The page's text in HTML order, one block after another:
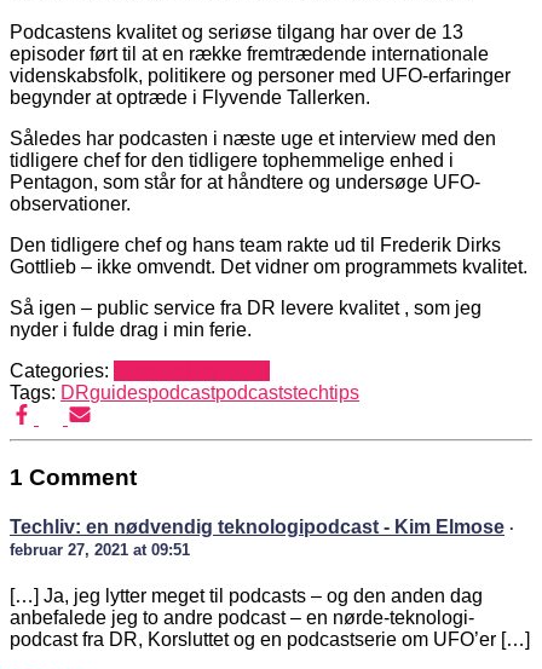
Podcastens kvalitet og seriøse tilgang har over de 13
episoder ført til at en række fremtrædende internationale
videnskabsfolk, politikere og personer med UFO-erfaringer
begynder at optræde i Flyvende Tallerken.
Således har podcasten i næste uge et interview med den
tidligere chef for den tidligere tophemmelige enhed i
Pentagon, som står for at håndtere og undersøge UFO-
observationer.
Den tidligere chef og hans team rakte ud til Frederik Dirks
Gottlieb – ikke omvendt. Det vidner om programmets kvalitet.
Så igen – public service fra DR levere kvalitet , som jeg
nyder i fulde drag i min ferie.
Categories:
Tags: DRguidespodcastpodcaststechtips
1 Comment
Techliv: en nødvendig teknologipodcast - Kim Elmose ·
februar 27, 2021 at 09:51
[…] Ja, jeg lytter meget til podcasts – og den anden dag
anbefalede jeg to andre podcast – en nørde-teknologi-
podcast fra DR, Korsluttet og en podcastserie om UFO’er […]